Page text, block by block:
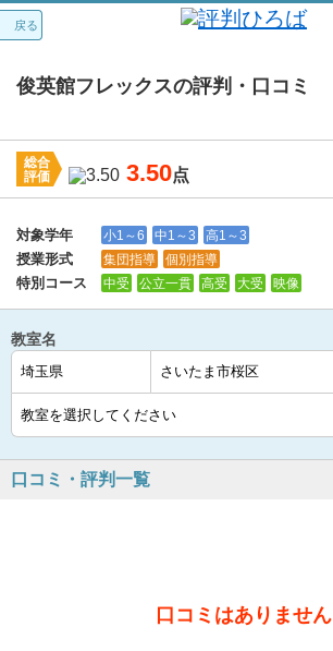
戻る
俊英館フレックスの評判・口コミ
総合
評価
3.50点
講師：3.7 カリキュラム：3.6 周りの環境：3.7
対象学年
小1～6 中1～3 高1～3
授業形式 集団指導 個別指導
特別コース 中受 公立一貫 高受 大受 映像
教室名
口コミ・評判一覧
口コミはありません